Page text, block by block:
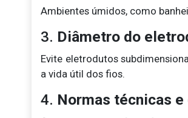
Ambientes úmidos, como
3. Diâmetro do
Evite eletrodutos
a vida útil dos fios.
4. Normas técnicas